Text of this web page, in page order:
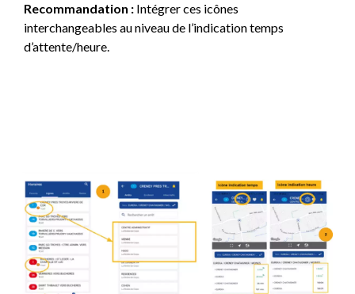
Recommandation : Intégrer ces icônes
interchangeables au niveau de l’indication temps
d’attente/heure.